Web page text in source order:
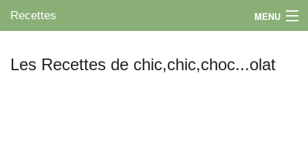
Recettes MENU
Les Recettes de chic,chic,choc...olat